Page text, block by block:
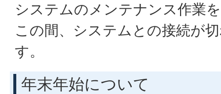
システムのメンテナンス作業
この間、システムとの接続が
す。
年末年始について